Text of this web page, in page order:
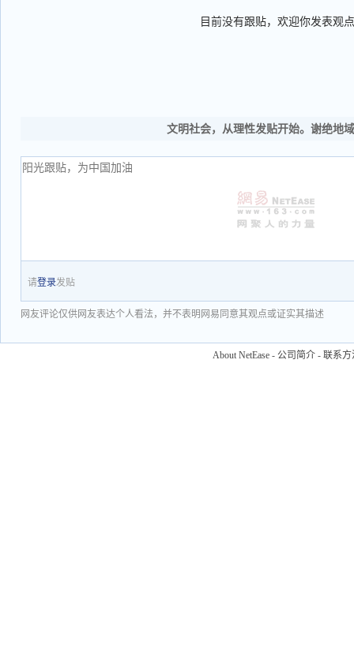
目前没有跟贴，欢迎你发表观点
文明社会，从理性发贴开始。谢绝地
请登录发贴
网友评论仅供网友表达个人看法，并不表明网易同意其观点或证实其描述
About NetEase - 公司简介 - 联系方